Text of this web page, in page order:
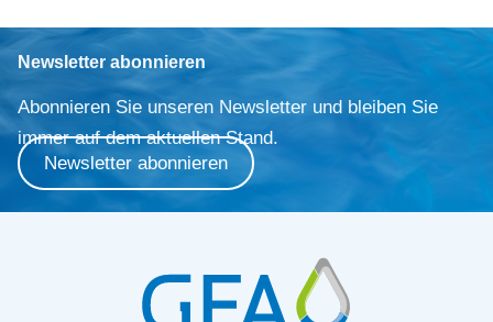
Newsletter abonnieren
Abonnieren Sie unseren Newsletter und bleiben Sie
immer auf dem aktuellen Stand.
Newsletter abonnieren